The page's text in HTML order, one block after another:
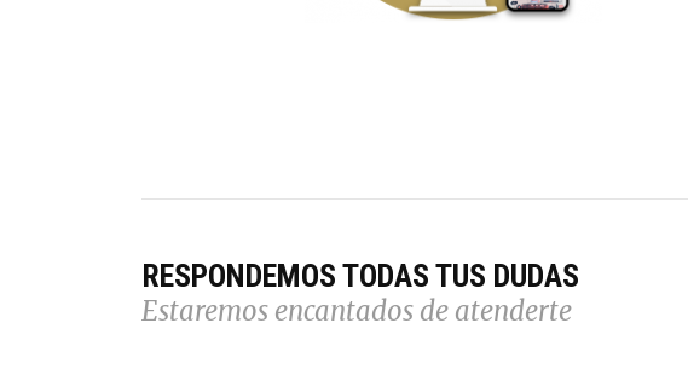
RESPONDEMOS TODAS TUS DUDAS
Estaremos encantados de atenderte